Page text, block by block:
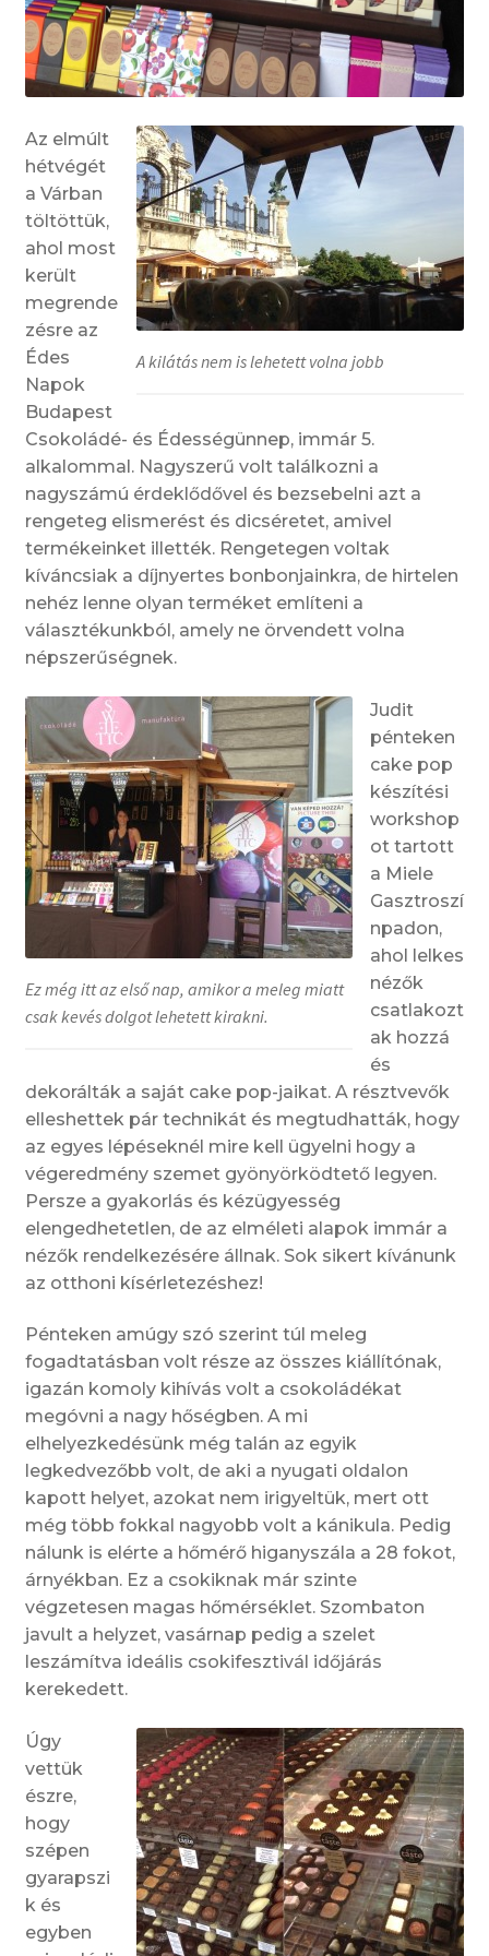
A kilátás nem is lehetett volna jobb
Az elmúlt
hétvégét
a Várban
töltöttük,
ahol most
került
megrende
zésre az
Édes
Napok
Budapest
Csokoládé- és Édességünnep, immár 5.
alkalommal. Nagyszerű volt találkozni a
nagyszámú érdeklődővel és bezsebelni azt a
rengeteg elismerést és dicséretet, amivel
termékeinket illették. Rengetegen voltak
kíváncsiak a díjnyertes bonbonjainkra, de hirtelen
nehéz lenne olyan terméket említeni a
választékunkból, amely ne örvendett volna
népszerűségnek.
Ez még itt az első nap, amikor a meleg miatt
csak kevés dolgot lehetett kirakni.
Judit
pénteken
cake pop
készítési
workshop
ot tartott
a Miele
Gasztroszí
npadon,
ahol lelkes
nézők
csatlakozt
ak hozzá
és
dekorálták a saját cake pop-jaikat. A résztvevők
elleshettek pár technikát és megtudhatták, hogy
az egyes lépéseknél mire kell ügyelni hogy a
végeredmény szemet gyönyörködtető legyen.
Persze a gyakorlás és kézügyesség
elengedhetetlen, de az elméleti alapok immár a
nézők rendelkezésére állnak. Sok sikert kívánunk
az otthoni kísérletezéshez!
Pénteken amúgy szó szerint túl meleg
fogadtatásban volt része az összes kiállítónak,
igazán komoly kihívás volt a csokoládékat
megóvni a nagy hőségben. A mi
elhelyezkedésünk még talán az egyik
legkedvezőbb volt, de aki a nyugati oldalon
kapott helyet, azokat nem irigyeltük, mert ott
még több fokkal nagyobb volt a kánikula. Pedig
nálunk is elérte a hőmérő higanyszála a 28 fokot,
árnyékban. Ez a csokiknak már szinte
végzetesen magas hőmérséklet. Szombaton
javult a helyzet, vasárnap pedig a szelet
leszámítva ideális csokifesztivál időjárás
kerekedett.
Úgy
vettük
észre,
hogy
szépen
gyarapszi
k és
egyben